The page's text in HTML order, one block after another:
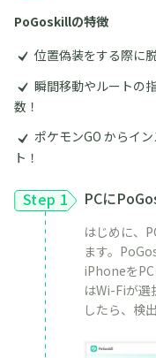
PoGoskillの特徴
位置偽装をする際に
瞬間移動やルートの
数！
ポケモンGO からイ
ト！
Step 1 PCに
はじめに、
ます。
iPhoneを
はWi-Fiが
したら、検